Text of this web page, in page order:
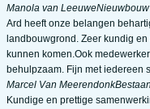
Manola van LeeuweNieuwbouw
Ard heeft onze belangen
landbouwgrond. Zeer kundig
kunnen komen.Ook
behulpzaam. Fijn met iedereen
Marcel Van Meerendonk
Kundige en prettige